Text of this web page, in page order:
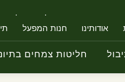
עשבי תיבול
אודותינו חנות המפעל
חליטות צמחים